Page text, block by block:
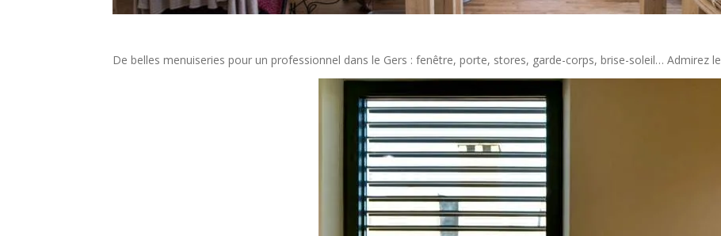
De belles menuiseries pour un professionnel dans le Gers : fenêtre, porte, stores, garde-corps, brise-soleil… Admirez